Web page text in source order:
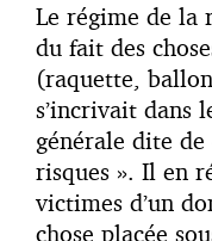
Le régime de la
du fait des
(raquette,
s’incrivait dans
générale dite de
risques ». Il en
victimes d’un
chose placée